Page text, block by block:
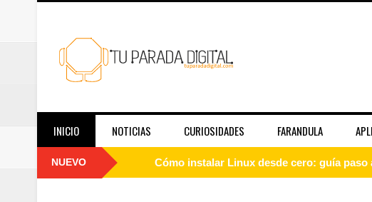
INICIO NOTICIAS CURIOSIDADES FARANDULA
NUEVO Cómo instalar Linux desde cero: guía